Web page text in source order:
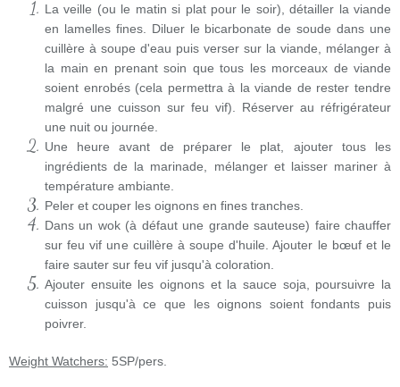
La veille (ou le matin si plat pour le soir), détailler la viande
en lamelles fines. Diluer le bicarbonate de soude dans une
cuillère à soupe d'eau puis verser sur la viande, mélanger à
la main en prenant soin que tous les morceaux de viande
soient enrobés (cela permettra à la viande de rester tendre
malgré une cuisson sur feu vif). Réserver au réfrigérateur
une nuit ou journée.
Une heure avant de préparer le plat, ajouter tous les
ingrédients de la marinade, mélanger et laisser mariner à
température ambiante.
Peler et couper les oignons en fines tranches.
Dans un wok (à défaut une grande sauteuse) faire chauffer
sur feu vif une cuillère à soupe d'huile. Ajouter le bœuf et le
faire sauter sur feu vif jusqu'à coloration.
Ajouter ensuite les oignons et la sauce soja, poursuivre la
cuisson jusqu'à ce que les oignons soient fondants puis
poivrer.
Weight Watchers: 5SP/pers.